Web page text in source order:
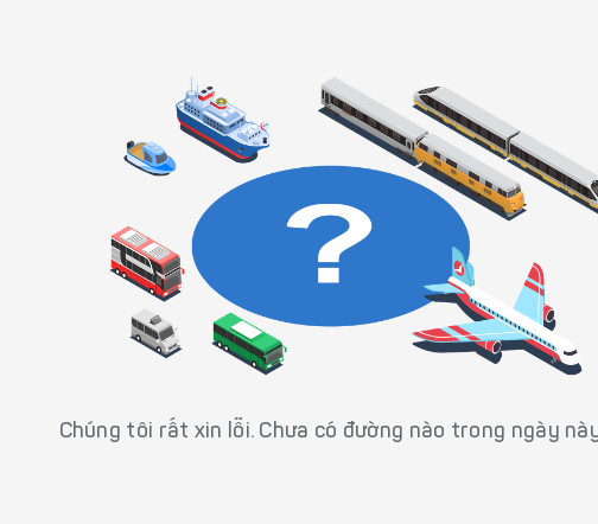
Chúng tôi rất xin lỗi. Chưa có đường nào trong ngày